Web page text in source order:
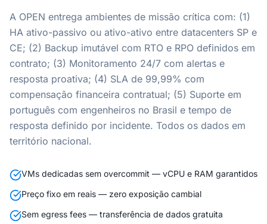
A OPEN entrega ambientes de missão crítica com: (1)
HA ativo-passivo ou ativo-ativo entre datacenters SP e
CE; (2) Backup imutável com RTO e RPO definidos em
contrato; (3) Monitoramento 24/7 com alertas e
resposta proativa; (4) SLA de 99,99% com
compensação financeira contratual; (5) Suporte em
português com engenheiros no Brasil e tempo de
resposta definido por incidente. Todos os dados em
território nacional.
VMs dedicadas sem overcommit — vCPU e RAM garantidos
Preço fixo em reais — zero exposição cambial
Sem egress fees — transferência de dados gratuita